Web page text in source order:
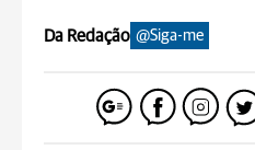
Da Redação @Siga-me